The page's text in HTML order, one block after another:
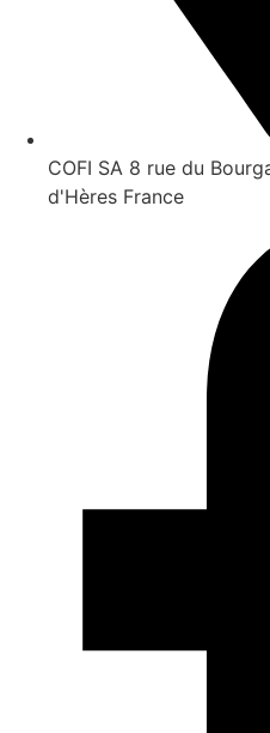
COFI SA 8 rue du
d'Hères France